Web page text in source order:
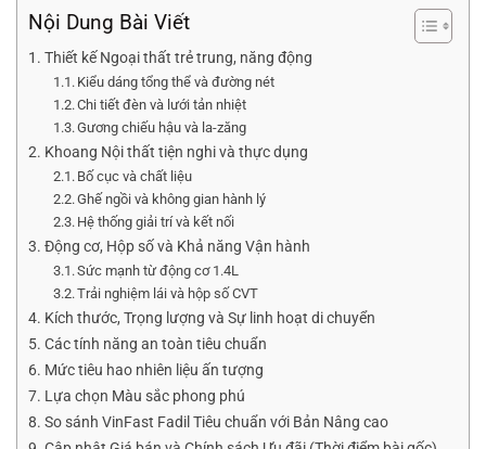
Nội Dung Bài Viết
Thiết kế Ngoại thất trẻ trung, năng động
Kiểu dáng tổng thể và đường nét
Chi tiết đèn và lưới tản nhiệt
Gương chiếu hậu và la-zăng
Khoang Nội thất tiện nghi và thực dụng
Bố cục và chất liệu
Ghế ngồi và không gian hành lý
Hệ thống giải trí và kết nối
Động cơ, Hộp số và Khả năng Vận hành
Sức mạnh từ động cơ 1.4L
Trải nghiệm lái và hộp số CVT
Kích thước, Trọng lượng và Sự linh hoạt di chuyển
Các tính năng an toàn tiêu chuẩn
Mức tiêu hao nhiên liệu ấn tượng
Lựa chọn Màu sắc phong phú
So sánh VinFast Fadil Tiêu chuẩn với Bản Nâng cao